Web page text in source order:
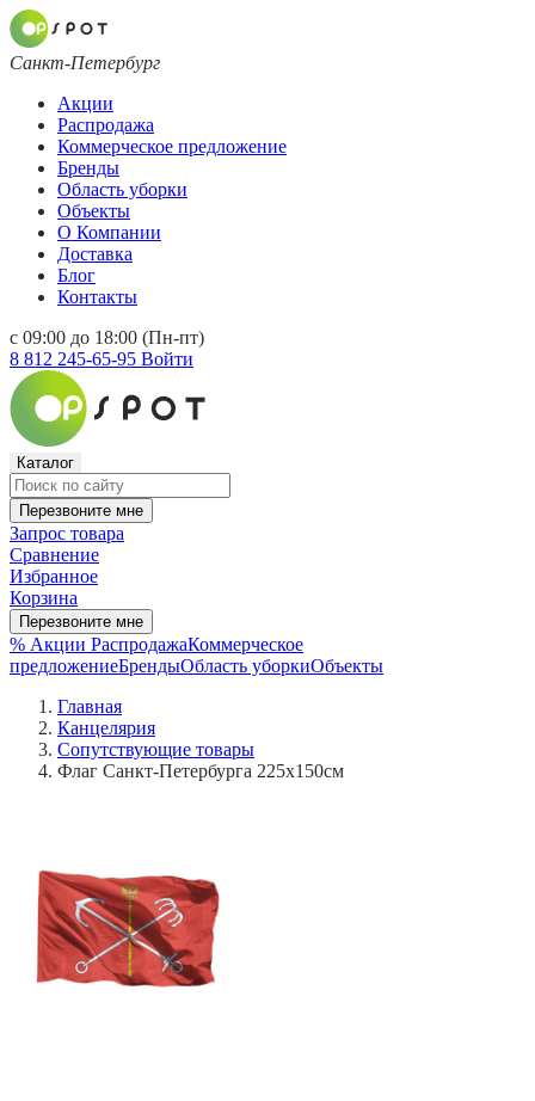
Санкт-Петербург
Акции
Распродажа
Коммерческое предложение
Бренды
Область уборки
Объекты
О Компании
Доставка
Блог
Контакты
с 09:00 до 18:00 (Пн-пт)
8 812 245-65-95 Войти
Каталог
Перезвоните мне
Запрос товара
Сравнение
Избранное
Корзина
Перезвоните мне
% Акции РаспродажаКоммерческое
предложениеБрендыОбласть уборкиОбъекты
Главная
Канцелярия
Сопутствующие товары
Флаг Санкт-Петербурга 225x150см